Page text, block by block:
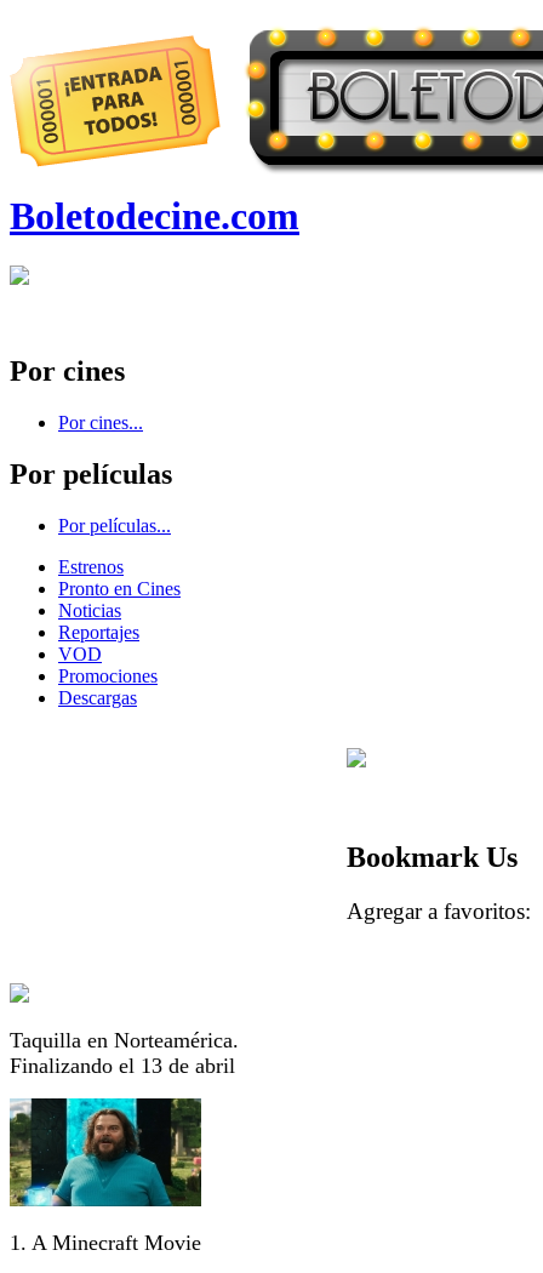
Boletodecine.com
Por cines
Por cines...
Por películas
Por películas...
Estrenos
Pronto en Cines
Noticias
Reportajes
VOD
Promociones
Descargas
Taquilla en Norteamérica.
Finalizando el 13 de abril
1. A Minecraft Movie
Bookmark Us
Agregar a